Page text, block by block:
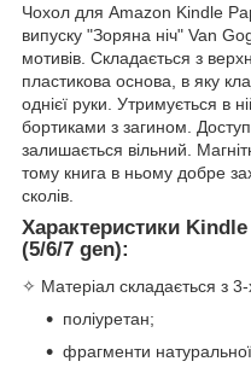
Чохол для Amazon Kindle
випуску "Зоряна ніч" Van
мотивів. Складається з
пластикова основа, в яку
однієї руки. Утримується в
бортиками з загином. Доступ
залишається вільний.
тому книга в ньому добре
сколів.
Характеристики Kindle
(5/6/7 gen):
✧ Матеріал складається з 3-
поліуретан;
фрагменти